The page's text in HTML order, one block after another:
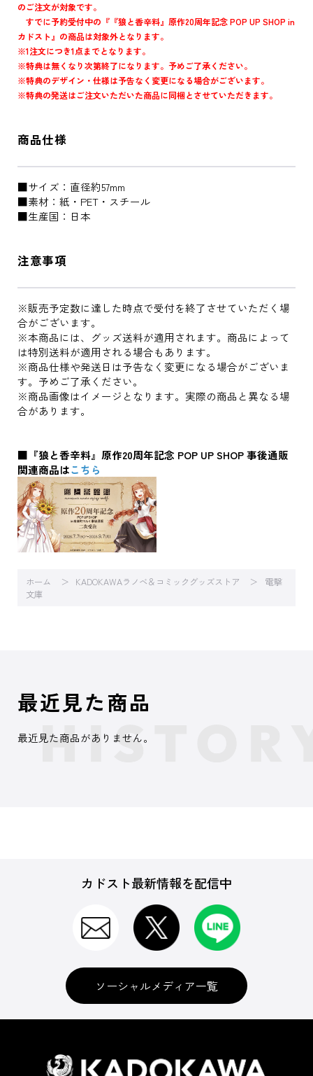
のご注文が対象です。
すでに予約受付中の『『狼と香辛料』原作20周年記念 POP UP SHOP in
カドスト』の商品は対象外となります。
※1注文につき1点までとなります。
※特典は無くなり次第終了になります。予めご了承ください。
※特典のデザイン・仕様は予告なく変更になる場合がございます。
※特典の発送はご注文いただいた商品に同梱とさせていただきます。
商品仕様
■サイズ：直径約57mm
■素材：紙・PET・スチール
■生産国：日本
注意事項
※販売予定数に達した時点で受付を終了させていただく場
合がございます。
※本商品には、グッズ送料が適用されます。商品によって
は特別送料が適用される場合もあります。
※商品仕様や発送日は予告なく変更になる場合がございま
す。予めご了承ください。
※商品画像はイメージとなります。実際の商品と異なる場
合があります。
■『狼と香辛料』原作20周年記念 POP UP SHOP 事後通販
関連商品はこちら
ホーム KADOKAWAラノベ＆コミックグッズストア
電撃
文庫
最近見た商品
最近見た商品がありません。
カドスト最新情報を配信中
ソーシャルメディア一覧